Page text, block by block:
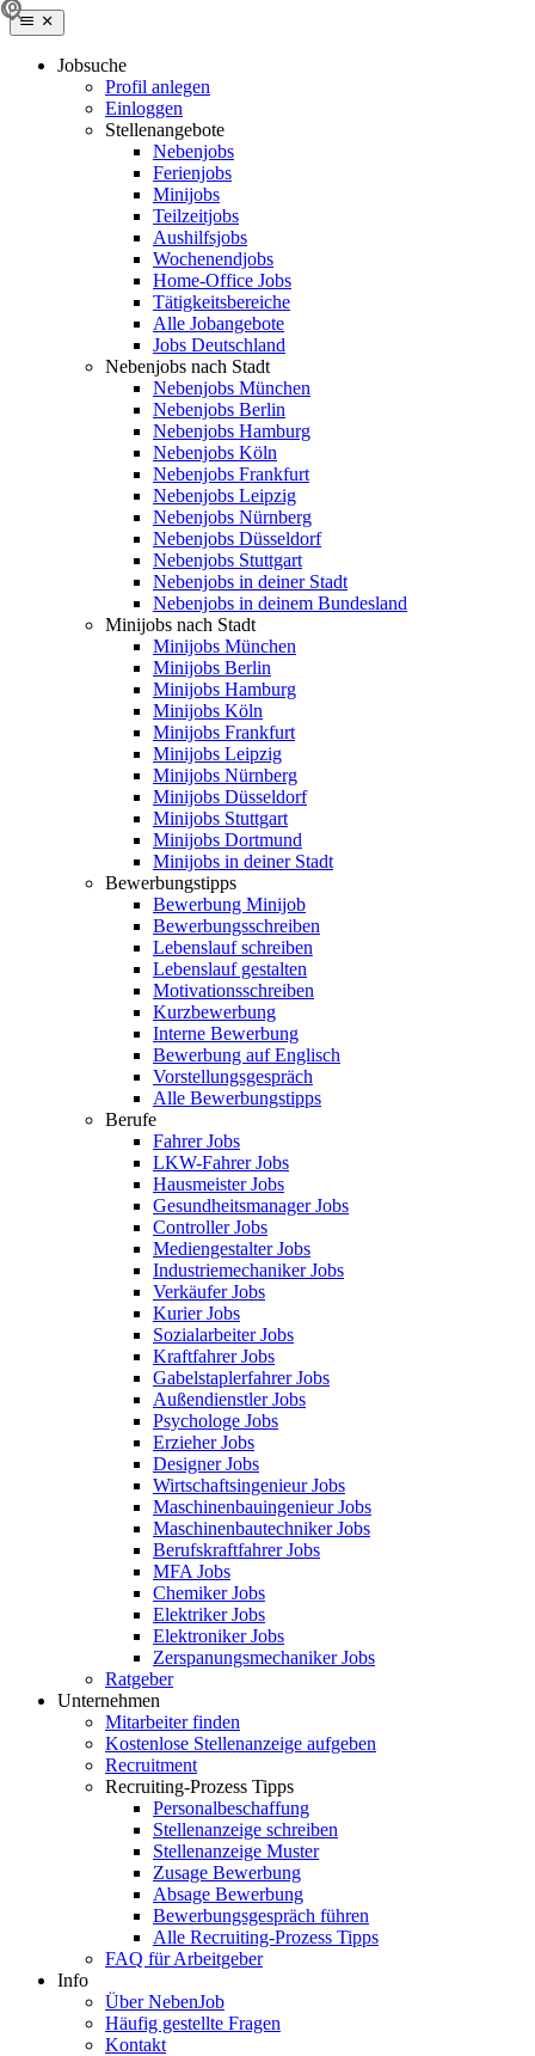
Jobsuche
Profil anlegen
Einloggen
Stellenangebote
Nebenjobs
Ferienjobs
Minijobs
Teilzeitjobs
Aushilfsjobs
Wochenendjobs
Home-Office Jobs
Tätigkeitsbereiche
Alle Jobangebote
Jobs Deutschland
Nebenjobs nach Stadt
Nebenjobs München
Nebenjobs Berlin
Nebenjobs Hamburg
Nebenjobs Köln
Nebenjobs Frankfurt
Nebenjobs Leipzig
Nebenjobs Nürnberg
Nebenjobs Düsseldorf
Nebenjobs Stuttgart
Nebenjobs in deiner Stadt
Nebenjobs in deinem Bundesland
Minijobs nach Stadt
Minijobs München
Minijobs Berlin
Minijobs Hamburg
Minijobs Köln
Minijobs Frankfurt
Minijobs Leipzig
Minijobs Nürnberg
Minijobs Düsseldorf
Minijobs Stuttgart
Minijobs Dortmund
Minijobs in deiner Stadt
Bewerbungstipps
Bewerbung Minijob
Bewerbungsschreiben
Lebenslauf schreiben
Lebenslauf gestalten
Motivationsschreiben
Kurzbewerbung
Interne Bewerbung
Bewerbung auf Englisch
Vorstellungsgespräch
Alle Bewerbungstipps
Berufe
Fahrer Jobs
LKW-Fahrer Jobs
Hausmeister Jobs
Gesundheitsmanager Jobs
Controller Jobs
Mediengestalter Jobs
Industriemechaniker Jobs
Verkäufer Jobs
Kurier Jobs
Sozialarbeiter Jobs
Kraftfahrer Jobs
Gabelstaplerfahrer Jobs
Außendienstler Jobs
Psychologe Jobs
Erzieher Jobs
Designer Jobs
Wirtschaftsingenieur Jobs
Maschinenbauingenieur Jobs
Maschinenbautechniker Jobs
Berufskraftfahrer Jobs
MFA Jobs
Chemiker Jobs
Elektriker Jobs
Elektroniker Jobs
Zerspanungsmechaniker Jobs
Ratgeber
Unternehmen
Mitarbeiter finden
Kostenlose Stellenanzeige aufgeben
Recruitment
Recruiting-Prozess Tipps
Personalbeschaffung
Stellenanzeige schreiben
Stellenanzeige Muster
Zusage Bewerbung
Absage Bewerbung
Bewerbungsgespräch führen
Alle Recruiting-Prozess Tipps
FAQ für Arbeitgeber
Info
Über NebenJob
Häufig gestellte Fragen
Kontakt